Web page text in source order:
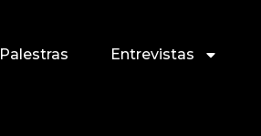
Palestras Entrevistas